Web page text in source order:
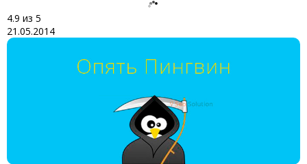
4.9 из 5
21.05.2014